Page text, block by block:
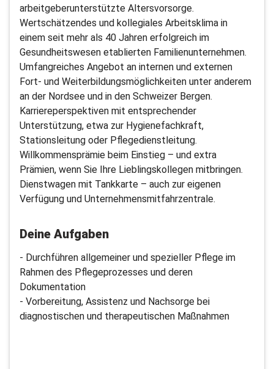
arbeitgeberunterstützte Altersvorsorge.
Wertschätzendes und kollegiales Arbeitsklima in
einem seit mehr als 40 Jahren erfolgreich im
Gesundheitswesen etablierten Familienunternehmen.
Umfangreiches Angebot an internen und externen
Fort- und Weiterbildungsmöglichkeiten unter anderem
an der Nordsee und in den Schweizer Bergen.
Karriereperspektiven mit entsprechender
Unterstützung, etwa zur Hygienefachkraft,
Stationsleitung oder Pflegedienstleitung.
Willkommensprämie beim Einstieg – und extra
Prämien, wenn Sie Ihre Lieblingskollegen mitbringen.
Dienstwagen mit Tankkarte – auch zur eigenen
Verfügung und Unternehmensmitfahrzentrale.
Deine Aufgaben
- Durchführen allgemeiner und spezieller Pflege im
Rahmen des Pflegeprozesses und deren
Dokumentation
- Vorbereitung, Assistenz und Nachsorge bei
diagnostischen und therapeutischen Maßnahmen